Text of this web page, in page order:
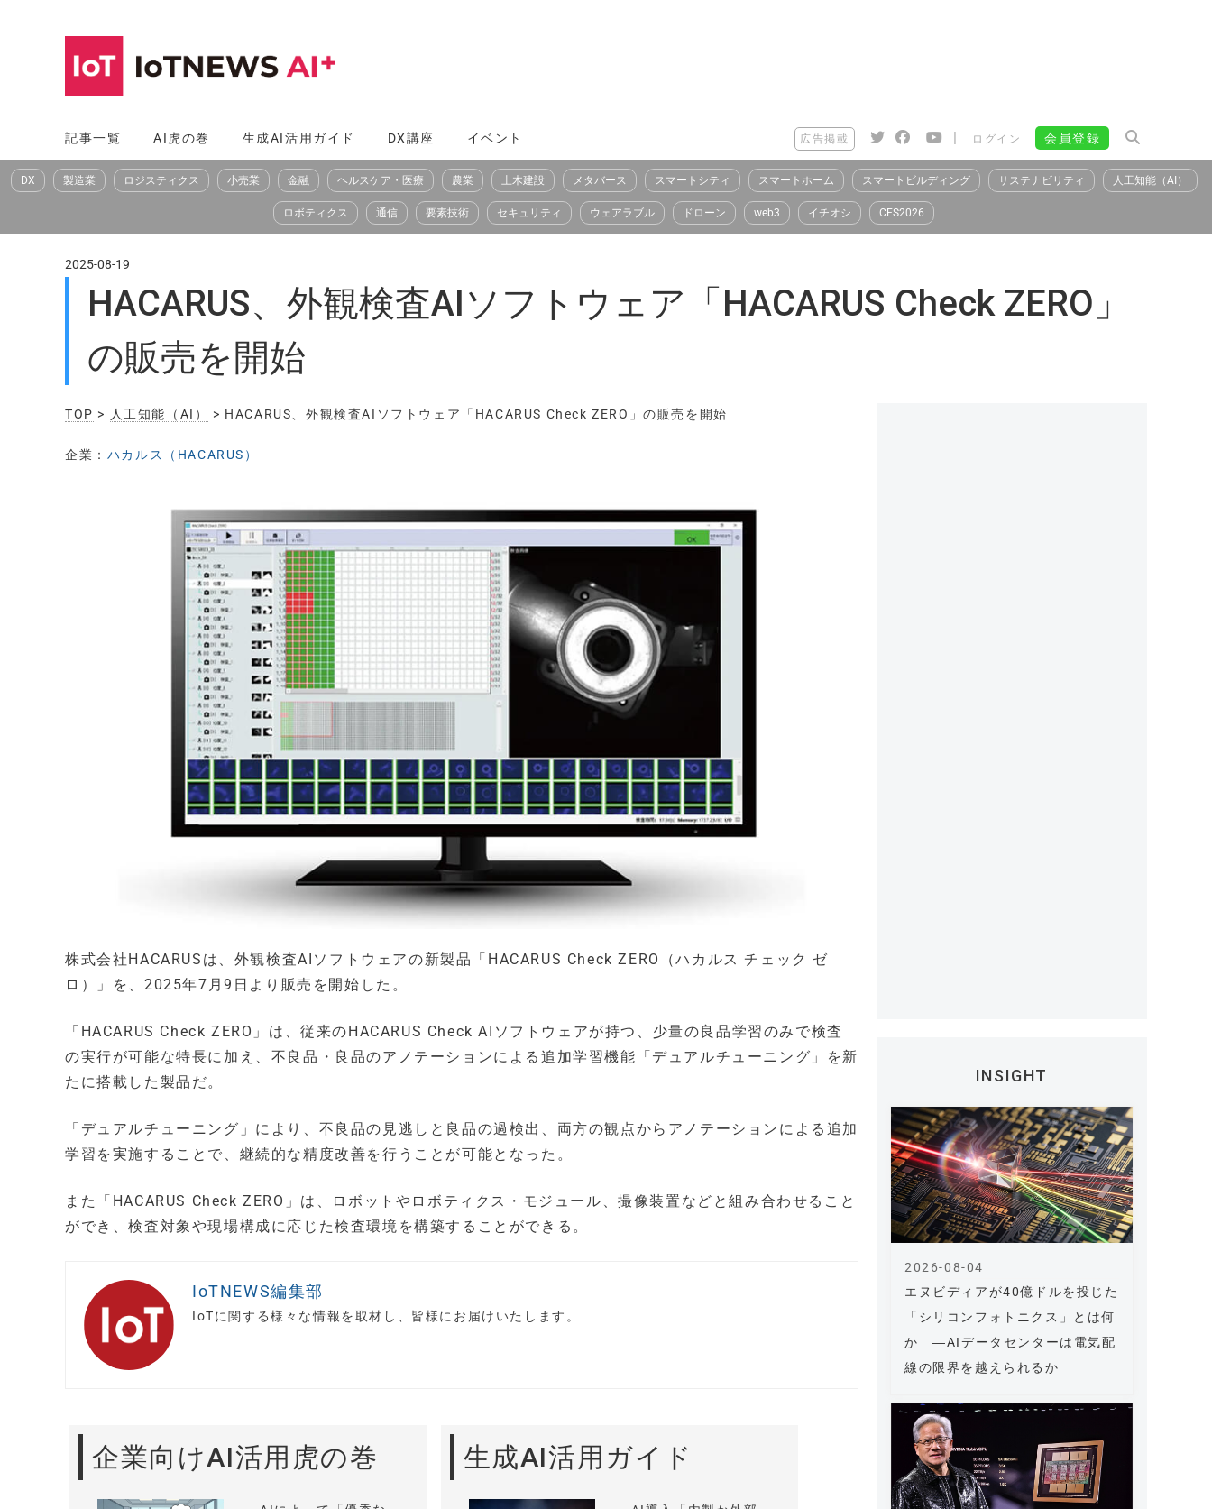
へ
ス
記事一覧 AI虎の巻 生成AI活用ガイド DX講座 イベント 広告掲載 | ログイン 会員登録
DX 製造業 ロジスティクス 小売業 金融 ヘルスケア・医療 農業 土木建設 メタバース スマートシティ スマートホーム スマートビルディング サステナビリティ 人工知能（AI）
ロボティクス 通信 要素技術 セキュリティ ウェアラブル ドローン web3 イチオシ CES2026
2025-08-19
HACARUS、外観検査AIソフトウェア「HACARUS Check ZERO」
の販売を開始
TOP > 人工知能（AI） > HACARUS、外観検査AIソフトウェア「HACARUS Check ZERO」の販売を開始
企業： ハカルス（HACARUS）
株式会社HACARUSは、外観検査AIソフトウェアの新製品「HACARUS Check ZERO（ハカルス チェック ゼ
ロ）」を、2025年7月9日より販売を開始した。
「HACARUS Check ZERO」は、従来のHACARUS Check AIソフトウェアが持つ、少量の良品学習のみで検査
の実行が可能な特長に加え、不良品・良品のアノテーションによる追加学習機能「デュアルチューニング」を新
たに搭載した製品だ。
「デュアルチューニング」により、不良品の見逃しと良品の過検出、両方の観点からアノテーションによる追加
学習を実施することで、継続的な精度改善を行うことが可能となった。
また「HACARUS Check ZERO」は、ロボットやロボティクス・モジュール、撮像装置などと組み合わせること
ができ、検査対象や現場構成に応じた検査環境を構築することができる。
IoTNEWS編集部
IoTに関する様々な情報を取材し、皆様にお届けいたします。
企業向けAI活用虎の巻 生成AI活用ガイド
INSIGHT
エヌビディアが40億ドルを投じた
「シリコンフォトニクス」とは何
か ―AIデータセンターは電気配
線の限界を越えられるか
2026-08-04